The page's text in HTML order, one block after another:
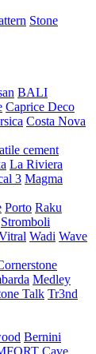
Stone
BALI
Caprice Deco
Costa Nova
cement
La Riviera
3 Magma
Porto Raku
Stromboli
Wadi Wave
Medley
Talk Tr3nd
Bernini